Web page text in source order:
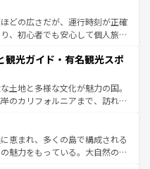
ほしい。 なお、新着の
覧を参照してほしい。
る。また、優雅なアフタヌーン
まらない英国パブ、サッカー観
きる体験も豊富。イギリスを旅
。
どの広さだが、運行時刻が正確
、初心者でも安心して個人旅行
、スイスならではのユニークな
光だけでなく町歩きも満喫する
が高いため物価も高いが、旅行
ービスもあり、うまく活用すれ
観光ガイド・有名観光スポ
土地と多様な文化が魅力の国。
のカリフォルニアまで、訪れる
、ショッピング、エンターテイ
なスポットだ。一方、アメリカ
グランドキャニオンやイエロー
恵まれ、多くの島で構成される
魅力をもっている。大自然の神